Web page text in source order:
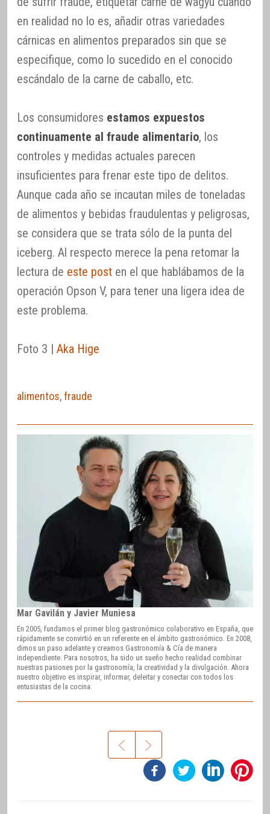
en realidad no lo es, añadir otras variedades
cárnicas en alimentos preparados sin que se
especifique, como lo sucedido en el conocido
escándalo de la carne de caballo, etc.
Los consumidores estamos expuestos
continuamente al fraude alimentario, los
controles y medidas actuales parecen
insuficientes para frenar este tipo de delitos.
Aunque cada año se incautan miles de toneladas
de alimentos y bebidas fraudulentas y peligrosas,
se considera que se trata sólo de la punta del
iceberg. Al respecto merece la pena retomar la
lectura de este post en el que hablábamos de la
operación Opson V, para tener una ligera idea de
este problema.
Foto 3 | Aka Hige
alimentos,fraude
Mar Gavilán y Javier Muniesa
En 2005, fundamos el primer blog gastronómico colaborativo en España, que
rápidamente se convirtió en un referente en el ámbito gastronómico. En 2008,
dimos un paso adelante y creamos Gastronomía & Cía de manera
independiente. Para nosotros, ha sido un sueño hecho realidad combinar
nuestras pasiones por la gastronomía, la creatividad y la divulgación. Ahora
nuestro objetivo es inspirar, informar, deleitar y conectar con todos los
entusiastas de la cocina.